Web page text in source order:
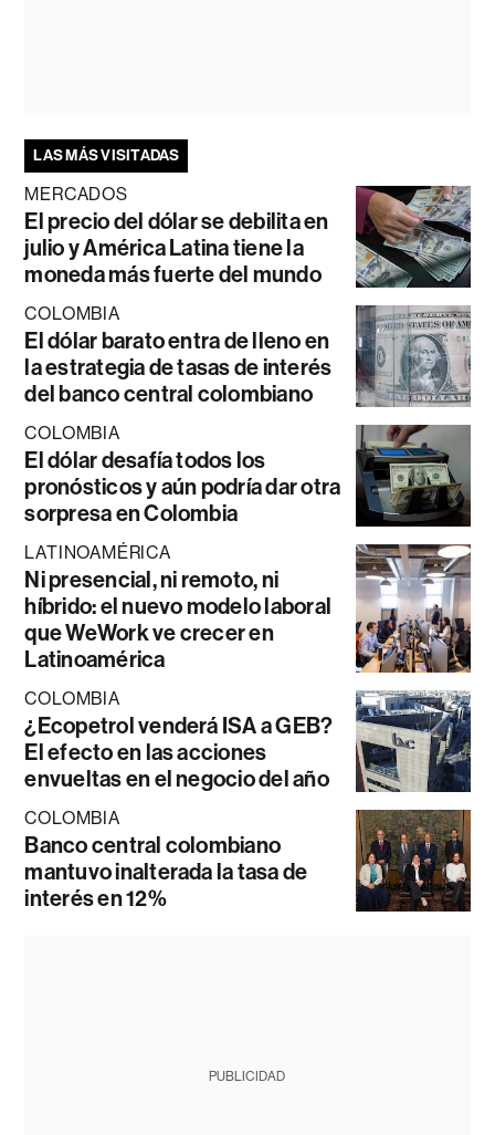
LAS MÁS VISITADAS
MERCADOS
El precio del dólar se debilita en
julio y América Latina tiene la
moneda más fuerte del mundo
COLOMBIA
El dólar barato entra de lleno en
la estrategia de tasas de interés
del banco central colombiano
COLOMBIA
El dólar desafía todos los
pronósticos y aún podría dar otra
sorpresa en Colombia
LATINOAMÉRICA
Ni presencial, ni remoto, ni
híbrido: el nuevo modelo laboral
que WeWork ve crecer en
Latinoamérica
COLOMBIA
¿Ecopetrol venderá ISA a GEB?
El efecto en las acciones
envueltas en el negocio del año
COLOMBIA
Banco central colombiano
mantuvo inalterada la tasa de
interés en 12%
PUBLICIDAD